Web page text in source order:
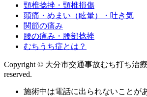
頸椎捻挫・頸椎損傷
頭痛・めまい（眩暈）・吐き気
関節の痛み
腰の痛み・腰部捻挫
むちうち症とは？
Copyright © 大分市交通事故むち打ち治療
reserved.
施術中は電話に出られないことが